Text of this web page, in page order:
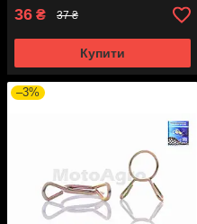
36 ₴ 37 ₴
Купити
–3%